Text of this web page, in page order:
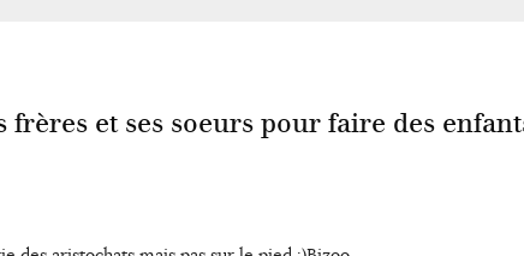
frères et ses soeurs pour faire des